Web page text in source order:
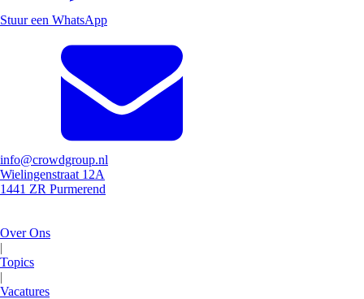
Stuur een WhatsApp
info@crowdgroup.nl
Wielingenstraat 12A
1441 ZR Purmerend
Over Ons
|
Topics
|
Vacatures